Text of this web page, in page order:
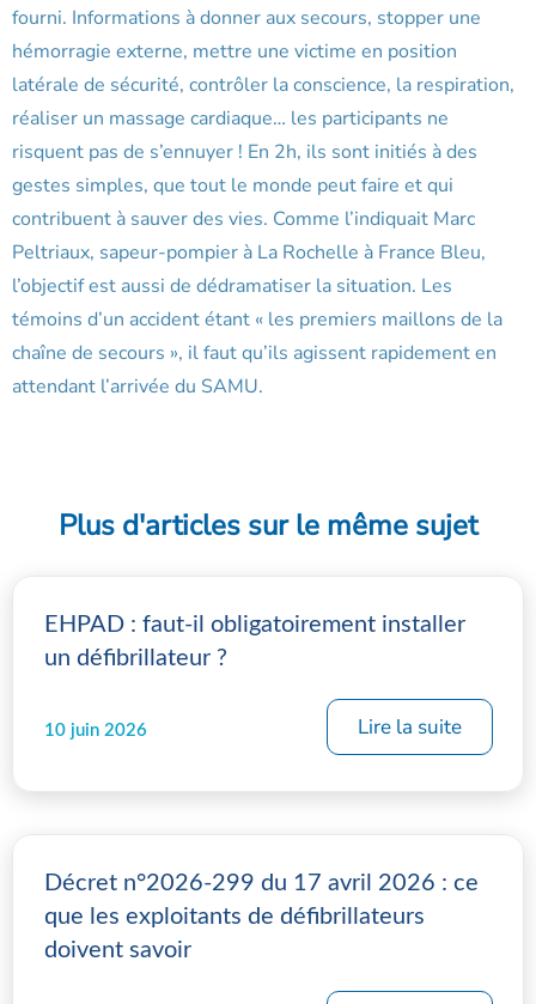
fourni. Informations à donner aux secours, stopper une
hémorragie externe, mettre une victime en position
latérale de sécurité, contrôler la conscience, la respiration,
réaliser un massage cardiaque… les participants ne
risquent pas de s’ennuyer ! En 2h, ils sont initiés à des
gestes simples, que tout le monde peut faire et qui
contribuent à sauver des vies. Comme l’indiquait Marc
Peltriaux, sapeur-pompier à La Rochelle à France Bleu,
l’objectif est aussi de dédramatiser la situation. Les
témoins d’un accident étant « les premiers maillons de la
chaîne de secours », il faut qu’ils agissent rapidement en
attendant l’arrivée du SAMU.
Plus d'articles sur le même sujet
EHPAD : faut-il obligatoirement installer
un défibrillateur ?
10 juin 2026 Lire la suite
Décret n°2026-299 du 17 avril 2026 : ce
que les exploitants de défibrillateurs
doivent savoir